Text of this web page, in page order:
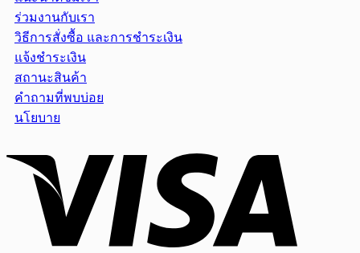
ร่วมงานกับเรา
วิธีการสั่งซื้อ และการชำระเงิน
แจ้งชำระเงิน
สถานะสินค้า
คำถามที่พบบ่อย
นโยบาย